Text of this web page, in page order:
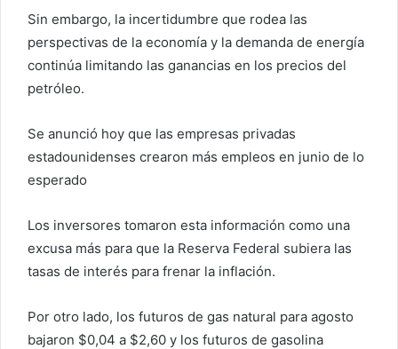
Sin embargo, la incertidumbre que rodea las
perspectivas de la economía y la demanda de energía
continúa limitando las ganancias en los precios del
petróleo.
Se anunció hoy que las empresas privadas
estadounidenses crearon más empleos en junio de lo
esperado
Los inversores tomaron esta información como una
excusa más para que la Reserva Federal subiera las
tasas de interés para frenar la inflación.
Por otro lado, los futuros de gas natural para agosto
bajaron $0,04 a $2,60 y los futuros de gasolina